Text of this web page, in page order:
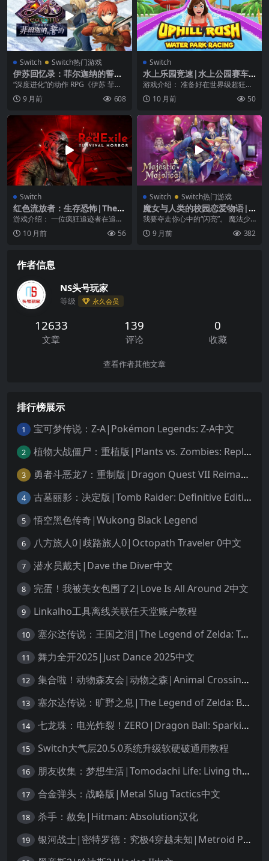
Switch Switch热门游戏
伊苏回忆录：菲尔迦纳的誓
约|Ys Memoire: The Oath i
“深度进化”的动作 RPG《伊苏 菲尔
迦纳的誓约》的决定版登场！ 《伊
苏 菲尔迦...
9 月前 608
Switch
水上乐园竞速|水上公园赛车|
Uphill Rush Water Park Ra
游戏介绍： 准备好在世界级超狂水
上乐园竞速模拟游戏中进行极限滑
水动作吧！ 在你进...
10 月前 50
Switch
红色流放者：生存恐怖|The R
ed Exile: Survival Horror
游戏介绍： 一位疯狂追迹者在追杀
你，在你试图对他施展驱逐仪式
时，狩猎就开始了！ ...
10 月前 56
Switch Switch热门游戏
魔女与人类的校园恋爱物语|
Majestic Majolical中文
我要夺走你心中的“闪亮”。 魔法少
女菈碧丝，是名门艾德克雷兹家族
的么女。 她的父...
9 月前 382
作者信息
NS头号玩家
等级 永久会员
12633
文章
139
评论
0
收藏
查看作者其他文章
排行榜展示
1 宝可梦传说：Z-A|Pokémon Legends: Z-A中文
2 植物大战僵尸：重植版|Plants vs. Zombies: Replanted中文
3 勇者斗恶龙7：重制版|Dragon Quest VII Reimagined中文
4 古墓丽影：决定版|Tomb Raider: Definitive Edition中文
5 悟空黑色传奇|Wukong Black Legend
6 八方旅人0|歧路旅人0|Octopath Traveler 0中文
7 潜水员戴夫|Dave the Diver中文
8 完蛋！我被美女包围了2|Love Is All Around 2中文
9 Linkalho工具离线关联任天堂账户教程
10 塞尔达传说：王国之泪|The Legend of Zelda: Tears of the Kingdom中文
11 舞力全开2025|Just Dance 2025中文
12 集合啦！动物森友会|动物之森|Animal Crossing: New Horizons中文
13 塞尔达传说：旷野之息|The Legend of Zelda: Breath of the Wild中文
14 七龙珠：电光炸裂！ZERO|Dragon Ball: Sparking! Zero中文
15 Switch大气层20.5.0系统升级软硬破通用教程
16 朋友收集：梦想生活|Tomodachi Life: Living the Dream中文
17 合金弹头：战略版|Metal Slug Tactics中文
18 杀手：赦免|Hitman: Absolution汉化
19 银河战士|密特罗德：究极4穿越未知|Metroid Prime 4: Beyond中文